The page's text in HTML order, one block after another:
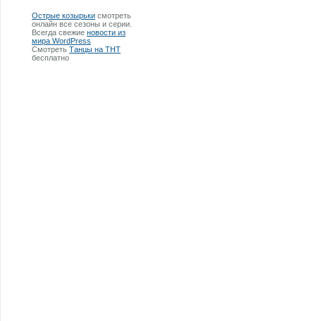
Острые козырьки смотреть
онлайн все сезоны и серии.
Всегда свежие новости из
мира WordPress
Смотреть Танцы на ТНТ
бесплатно